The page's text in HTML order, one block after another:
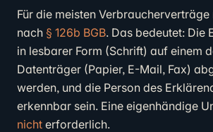
Für die meisten Verbraucherverträge
nach § 126b BGB. Das bedeutet: Die
in lesbarer Form (Schrift) auf einem
Datenträger (Papier, E-Mail, Fax)
werden, und die Person des
erkennbar sein. Eine eigenhändige
nicht erforderlich.